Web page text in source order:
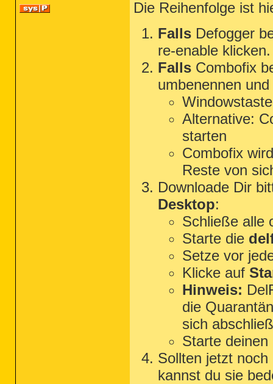
Die Reihenfolge ist
Falls Defogger
re-enable klicken.
Falls Combofix
umbenennen
Alternative:
starten
Combofix
Reste von
Downloade Dir
Desktop:
Schließe alle
Starte die
Setze vor
Klicke auf
Hinweis:
die
sich
Starte
Sollten jetzt
kannst du sie